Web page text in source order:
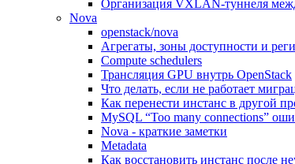
Организация VXLAN-туннеля
Nova
openstack/nova
Агрегаты, зоны доступности и
Compute schedulers
Трансляция GPU внутрь OpenStack
Что делать, если не работает
Как перенести инстанс в другой
MySQL “Too many connections”
Nova - краткие заметки
Metadata
Как восстановить инстанс после